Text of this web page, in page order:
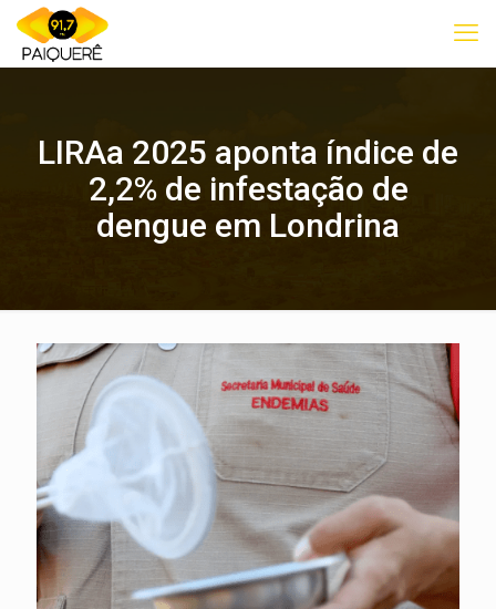
LIRAa 2025 aponta índice de
2,2% de infestação de
dengue em Londrina